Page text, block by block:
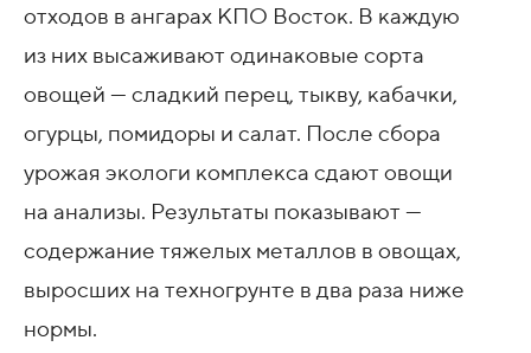
отходов в ангарах КПО Восток. В каждую
из них высаживают одинаковые сорта
овощей — сладкий перец, тыкву, кабачки,
огурцы, помидоры и салат. После сбора
урожая экологи комплекса сдают овощи
на анализы. Результаты показывают —
содержание тяжелых металлов в овощах,
выросших на техногрунте в два раза ниже
нормы.